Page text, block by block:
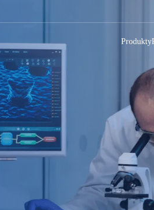
Produkty